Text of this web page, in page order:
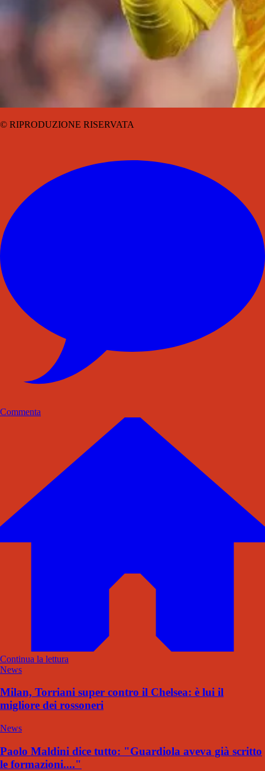
© RIPRODUZIONE RISERVATA
Commenta
Continua la lettura
News
Milan, Torriani super contro il Chelsea: è lui il
migliore dei rossoneri
News
Paolo Maldini dice tutto: "Guardiola aveva già scritto
le formazioni...."